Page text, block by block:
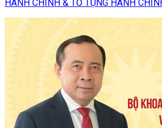
HÀNH CHÍNH & TỐ TỤNG HÀNH